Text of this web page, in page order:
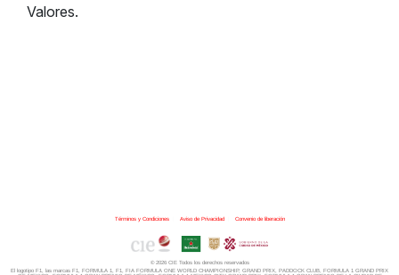
Valores.
Términos y Condiciones| Aviso de Privacidad| Convenio de liberación
© 2026 CIE Todos los derechos reservados
El logotipo F1, las marcas F1, FORMULA 1, F1, FIA FORMULA ONE WORLD CHAMPIONSHIP, GRAND PRIX, PADDOCK CLUB,
FORMULA 1 GRAND PRIX